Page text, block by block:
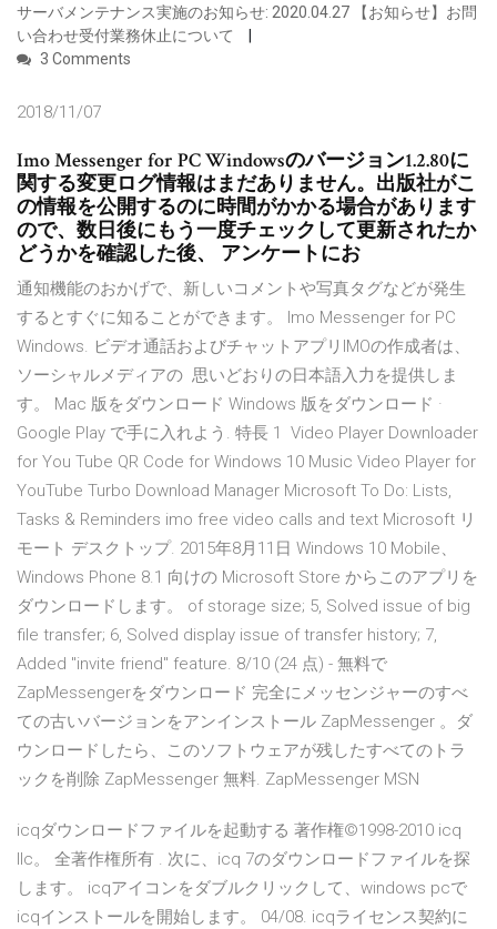
サーバメンテナンス実施のお知らせ: 2020.04.27 【お知らせ】お問
い合わせ受付業務休止について
3 Comments
2018/11/07
Imo Messenger for PC Windowsのバージョン1.2.80に
関する変更ログ情報はまだありません。出版社がこ
の情報を公開するのに時間がかかる場合があります
ので、数日後にもう一度チェックして更新されたか
どうかを確認した後、 アンケートにお
通知機能のおかげで、新しいコメントや写真タグなどが発生
するとすぐに知ることができます。 Imo Messenger for PC
Windows. ビデオ通話およびチャットアプリIMOの作成者は、
ソーシャルメディアの 思いどおりの日本語入力を提供しま
す。 Mac 版をダウンロード Windows 版をダウンロード ·
Google Play で手に入れよう. 特長 1 Video Player Downloader
for You Tube QR Code for Windows 10 Music Video Player for
YouTube Turbo Download Manager Microsoft To Do: Lists,
Tasks & Reminders imo free video calls and text Microsoft リ
モート デスクトップ. 2015年8月11日 Windows 10 Mobile、
Windows Phone 8.1 向けの Microsoft Store からこのアプリを
ダウンロードします。 of storage size; 5, Solved issue of big
file transfer; 6, Solved display issue of transfer history; 7,
Added "invite friend" feature. 8/10 (24 点) - 無料で
ZapMessengerをダウンロード 完全にメッセンジャーのすべ
ての古いバージョンをアンインストール ZapMessenger 。ダ
ウンロードしたら、このソフトウェアが残したすべてのトラ
ックを削除 ZapMessenger 無料. ZapMessenger MSN
icqダウンロードファイルを起動する 著作権©1998-2010 icq
llc。 全著作権所有 . 次に、icq 7のダウンロードファイルを探
します。 icqアイコンをダブルクリックして、windows pcで
icqインストールを開始します。 04/08. icqライセンス契約に